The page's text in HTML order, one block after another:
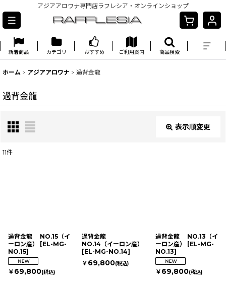
アジアアロワナ専門店ラフレシア・オンラインショップ
新着商品 カテゴリ おすすめ ご利用案内 商品検索
ホーム > アジアアロワナ > 過背金龍
過背金龍
表示順変更
11件
過背金龍 NO.15（イ
ーロン産）
[EL-MG-
NO.15]
￥ 69,800(税込)
過背金龍
NO.14（イーロン産）
[EL-MG-NO.14]
￥ 69,800(税込)
過背金龍 NO.13（イ
ーロン産）
[EL-MG-
NO.13]
￥ 69,800(税込)